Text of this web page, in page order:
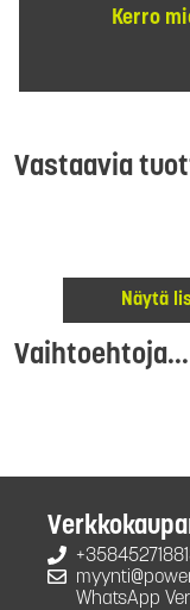
Kerro
Vastaavia
Näytä
Vaihtoehtoja...
WhatsApp